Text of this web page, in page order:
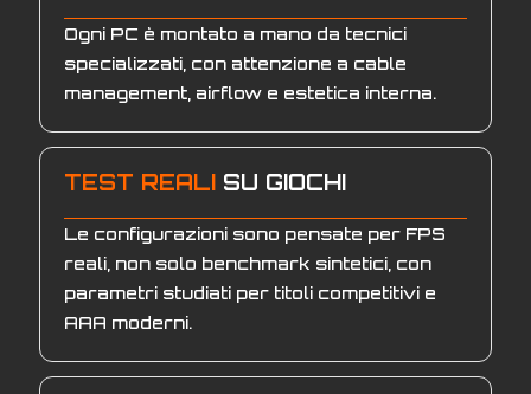
Ogni PC è montato a mano da tecnici
specializzati, con attenzione a cable
management, airflow e estetica interna.
TEST REALI SU GIOCHI
Le configurazioni sono pensate per FPS
reali, non solo benchmark sintetici, con
parametri studiati per titoli competitivi e
AAA moderni.